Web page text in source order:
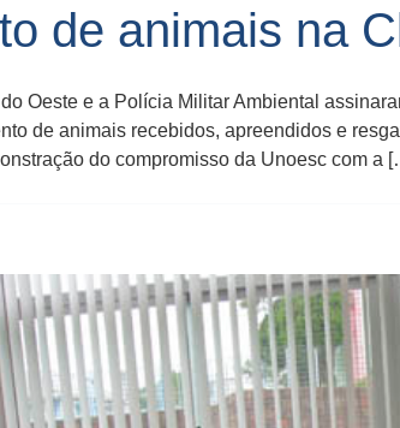
de animais na
Oeste e a Polícia Militar Ambiental
de animais recebidos, apreendidos e
do compromisso da Unoesc com a